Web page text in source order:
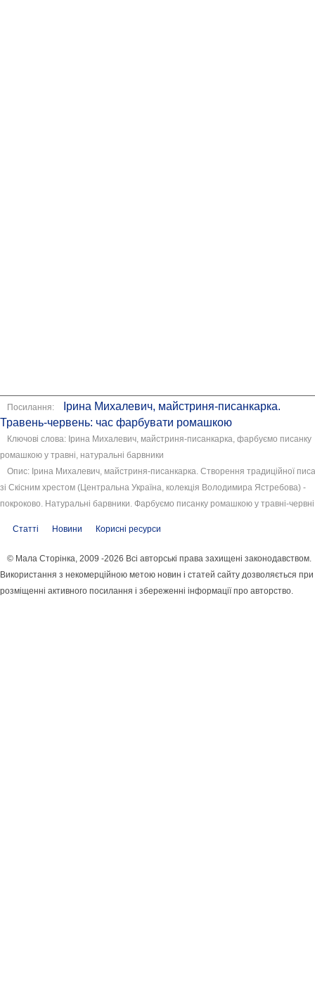
Посилання:
Ірина Михалевич, майстриня-писанкарка.
Травень-червень: час фарбувати ромашкою
Ключові слова: Ірина Михалевич, майстриня-писанкарка, фарбуємо писанку
ромашкою у травні, натуральні барвники
Опис: Ірина Михалевич, майстриня-писанкарка. Створення традиційної
зі Скісним хрестом (Центральна Україна, колекція Володимира Ястребова) -
покроково. Натуральні барвники. Фарбуємо писанку ромашкою у травні-червні
Статті Новини Корисні ресурси
© Мала Сторінка, 2009 -2026 Всі авторські права захищені законодавством.
Використання з некомерційною метою новин і статей сайту дозволяється при
розміщенні активного посилання і збереженні інформації про авторство.